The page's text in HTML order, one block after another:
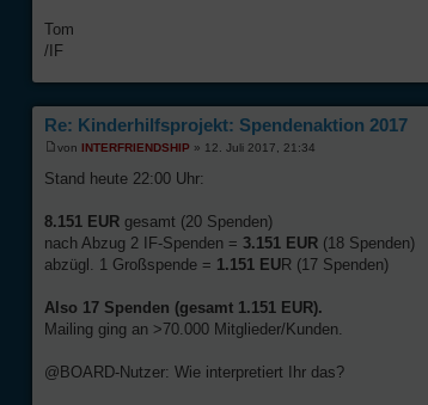
Tom
/IF
Re: Kinderhilfsprojekt: Spendenaktion 2017
von INTERFRIENDSHIP » 12. Juli 2017, 21:34
Stand heute 22:00 Uhr:
8.151 EUR gesamt (20 Spenden)
nach Abzug 2 IF-Spenden = 3.151 EUR (18 Spenden)
abzügl. 1 Großspende = 1.151 EUR (17 Spenden)
Also 17 Spenden (gesamt 1.151 EUR).
Mailing ging an >70.000 Mitglieder/Kunden.
@BOARD-Nutzer: Wie interpretiert Ihr das?